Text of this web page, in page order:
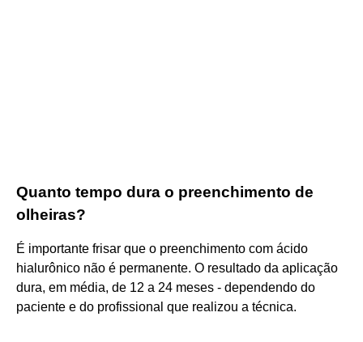
Quanto tempo dura o preenchimento de
olheiras?
É importante frisar que o preenchimento com ácido
hialurônico não é permanente. O resultado da aplicação
dura, em média, de 12 a 24 meses - dependendo do
paciente e do profissional que realizou a técnica.